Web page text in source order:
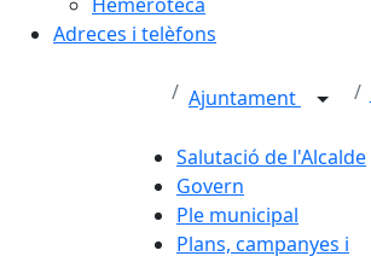
Adreces i telèfons
Ajuntament
Salutació de l'Alcalde
Govern
Ple municipal
Plans, campanyes i